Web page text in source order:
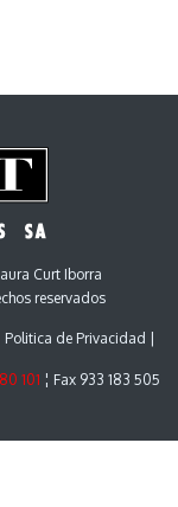
Curt Iborra
reservados
Politica de Privacidad
101 ¦ Fax 933 183 505